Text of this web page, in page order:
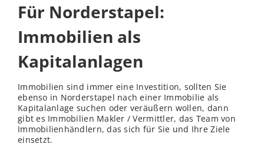
Für Norderstapel:
Immobilien als
Kapitalanlagen
Immobilien sind immer eine Investition, sollten Sie
ebenso in Norderstapel nach einer Immobilie als
Kapitalanlage suchen oder veräußern wollen, dann
gibt es Immobilien Makler / Vermittler, das Team von
Immobilienhändlern, das sich für Sie und Ihre Ziele
einsetzt.